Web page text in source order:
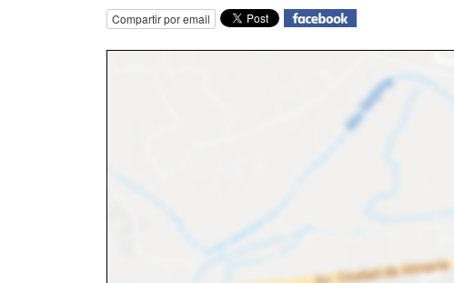
Compartir por email